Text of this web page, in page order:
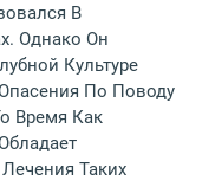
В
Однако Он
Культуре
По Поводу
Время Как
Таких